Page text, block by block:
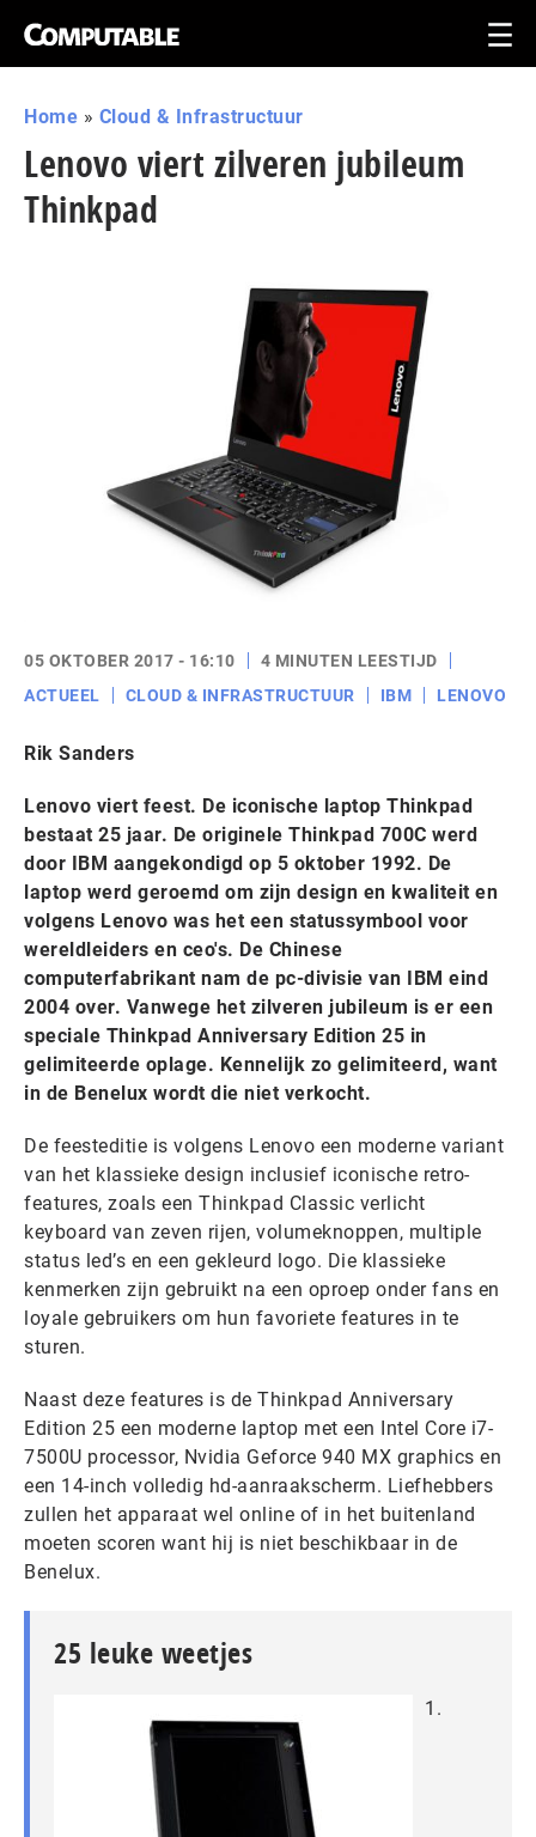
Home » Cloud & Infrastructuur
Lenovo viert zilveren jubileum
Thinkpad
05 OKTOBER 2017 - 16:10
4 MINUTEN LEESTIJD
ACTUEEL
CLOUD & INFRASTRUCTUUR IBM LENOVO
Rik Sanders
Lenovo viert feest. De iconische laptop Thinkpad
bestaat 25 jaar. De originele Thinkpad 700C werd
door IBM aangekondigd op 5 oktober 1992. De
laptop werd geroemd om zijn design en kwaliteit en
volgens Lenovo was het een statussymbool voor
wereldleiders en ceo's. De Chinese
computerfabrikant nam de pc-divisie van IBM eind
2004 over. Vanwege het zilveren jubileum is er een
speciale Thinkpad Anniversary Edition 25 in
gelimiteerde oplage. Kennelijk zo gelimiteerd, want
in de Benelux wordt die niet verkocht.
De feesteditie is volgens Lenovo een moderne variant
van het klassieke design inclusief iconische retro-
features, zoals een Thinkpad Classic verlicht
keyboard van zeven rijen, volumeknoppen, multiple
status led’s en een gekleurd logo. Die klassieke
kenmerken zijn gebruikt na een oproep onder fans en
loyale gebruikers om hun favoriete features in te
sturen.
Naast deze features is de Thinkpad Anniversary
Edition 25 een moderne laptop met een Intel Core i7-
7500U processor, Nvidia Geforce 940 MX graphics en
een 14-inch volledig hd-aanraakscherm. Liefhebbers
zullen het apparaat wel online of in het buitenland
moeten scoren want hij is niet beschikbaar in de
Benelux.
25 leuke weetjes
1.